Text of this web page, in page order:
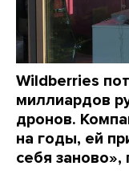
Wildberries
миллиардов
дронов.
на годы, ей
себя